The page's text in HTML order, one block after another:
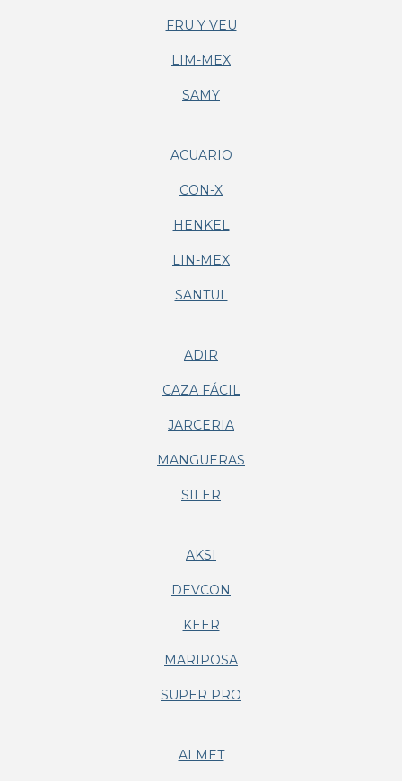
FRU Y VEU
LIM-MEX
SAMY
ACUARIO
CON-X
HENKEL
LIN-MEX
SANTUL
ADIR
CAZA FÁCIL
JARCERIA
MANGUERAS
SILER
AKSI
DEVCON
KEER
MARIPOSA
SUPER PRO
ALMET